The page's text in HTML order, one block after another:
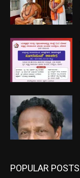
POPULAR POSTS